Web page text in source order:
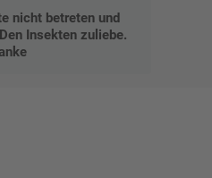
nicht betreten und
Insekten zuliebe.